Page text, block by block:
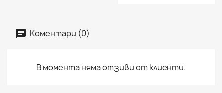
Коментари (0)
В момента няма отзиви от клиенти.